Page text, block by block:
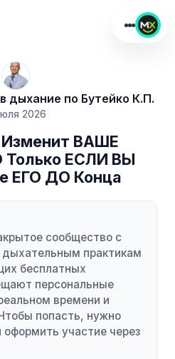
по Бутейко К.П.
2026
ВАШЕ
Только ЕСЛИ ВЫ
ЕГО ДО Конца
сообщество с
практикам
бесплатных
персональные
времени и
попасть, нужно
участие через